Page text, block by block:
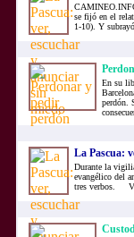
se fijó en el
1-10). Y
En su
perdón.
La Pascua:
Durante la
evangélico del
tres verbos.